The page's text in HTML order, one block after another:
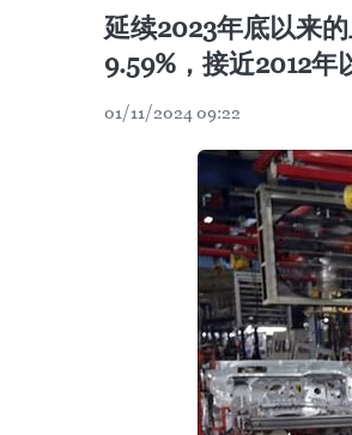
延续2023年底以来
9.59%，接近2012年
01/11/2024 09:22